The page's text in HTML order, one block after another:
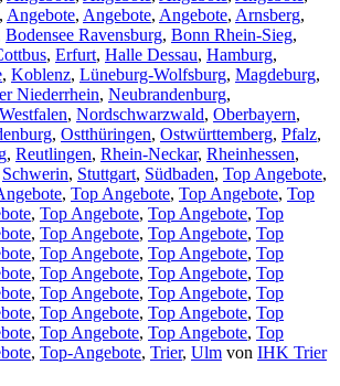
, Angebote, Angebote, Angebote, Arnsberg,
Bodensee Ravensburg, Bonn Rhein-Sieg,
, Erfurt, Halle Dessau, Hamburg,
, Koblenz, Lüneburg-Wolfsburg, Magdeburg,
Niederrhein, Neubrandenburg,
, Nordschwarzwald, Oberbayern,
, Ostthüringen, Ostwürttemberg, Pfalz,
, Reutlingen, Rhein-Neckar, Rheinhessen,
Schwerin, Stuttgart, Südbaden, Top Angebote,
, Top Angebote, Top Angebote, Top
, Top Angebote, Top Angebote, Top
, Top Angebote, Top Angebote, Top
, Top Angebote, Top Angebote, Top
, Top Angebote, Top Angebote, Top
, Top Angebote, Top Angebote, Top
, Top Angebote, Top Angebote, Top
, Top Angebote, Top Angebote, Top
, Top-Angebote, Trier, Ulm von IHK Trier